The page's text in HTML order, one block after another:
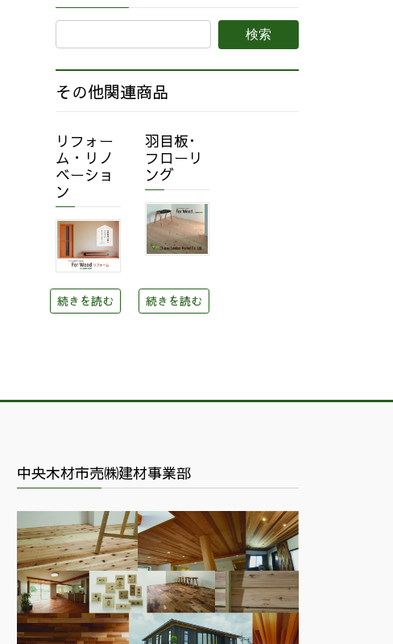
その他関連商品
リフォー
ム・リノ
ベーショ
ン
続きを読む
羽目板･
フローリ
ング
続きを読む
中央木材市売㈱建材事業部